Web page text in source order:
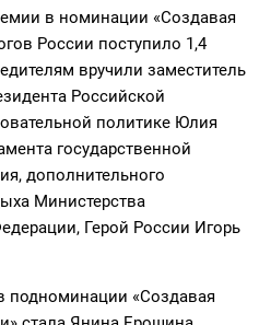
в номинации «Создавая
России поступило 1,4
вручили заместитель
Российской
политике Юлия
государственной
дополнительного
Министерства
Герой России Игорь
«Создавая